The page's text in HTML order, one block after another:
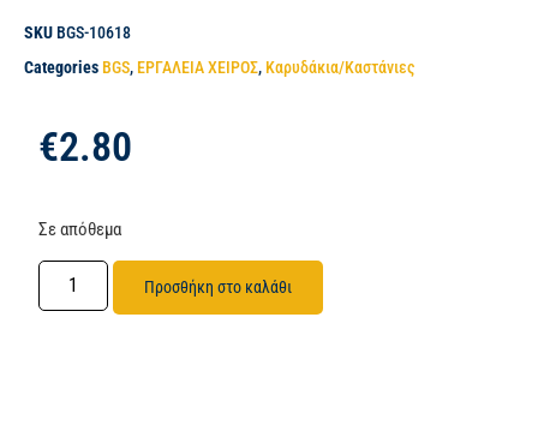
SKU BGS-10618
Categories BGS, ΕΡΓΑΛΕΙΑ ΧΕΙΡΟΣ, Καρυδάκια/Καστάνιες
€2.80
Σε απόθεμα
Προσθήκη στο καλάθι